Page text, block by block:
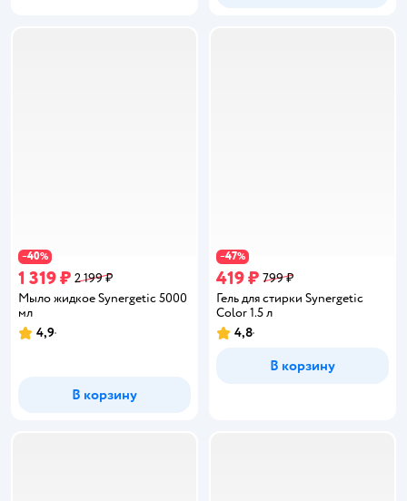
−40%
1 319 ₽ 2 199 ₽
Мыло жидкое Synergetic 5000
мл
Рейтинг:
4,9
В корзину
−47%
419 ₽ 799 ₽
Гель для стирки Synergetic
Color 1.5 л
Рейтинг:
4,8
В корзину